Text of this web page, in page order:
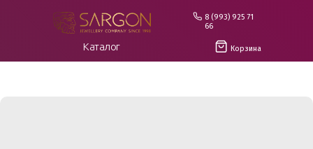
8 (993) 925 71
66
Корзина
Каталог